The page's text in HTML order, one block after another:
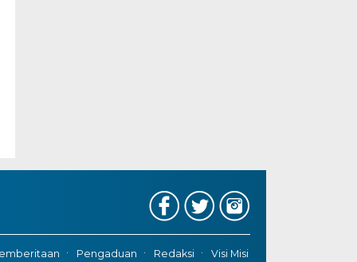
Pengaduan Redaksi Visi Misi